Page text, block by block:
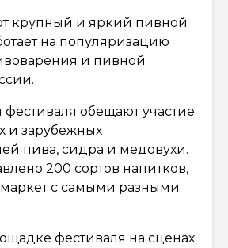
крупный и яркий пивной
на популяризацию
и пивной
обещают участие
и зарубежных
пива, сидра и медовухи.
200 сортов напитков,
с самыми разными
фестиваля на сценах